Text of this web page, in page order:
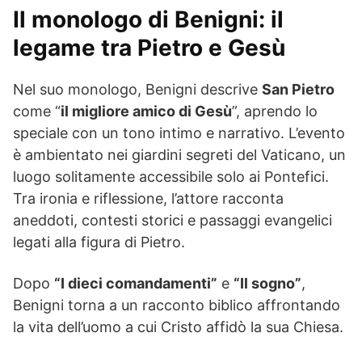
Il monologo di Benigni: il
legame tra Pietro e Gesù
Nel suo monologo, Benigni descrive San Pietro
come “il migliore amico di Gesù”, aprendo lo
speciale con un tono intimo e narrativo. L’evento
è ambientato nei giardini segreti del Vaticano, un
luogo solitamente accessibile solo ai Pontefici.
Tra ironia e riflessione, l’attore racconta
aneddoti, contesti storici e passaggi evangelici
legati alla figura di Pietro.
Dopo “I dieci comandamenti” e “Il sogno”,
Benigni torna a un racconto biblico affrontando
la vita dell’uomo a cui Cristo affidò la sua Chiesa.